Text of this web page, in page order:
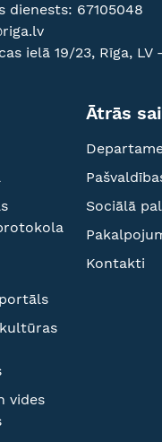
dienests: 67105048
ielā 19/23, Rīga, LV
vides
Ātrās
Sociālā
Kontakti